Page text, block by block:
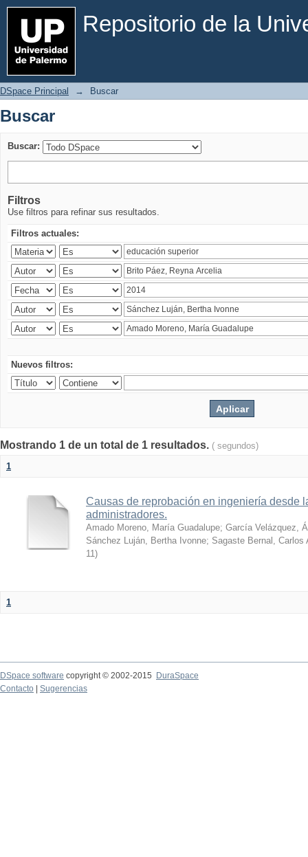
Repositorio de la
Buscar
DSpace Principal → Buscar
Buscar
Buscar:
Filtros
Use filtros para refinar sus resultados.
Filtros actuales:
Nuevos filtros:
Mostrando 1 de un total de 1 resultados. ( segundos)
1
Causas de reprobación en ingeniería desde
administradores.
Amado Moreno, María Guadalupe; García Velázquez,
Sánchez Luján, Bertha Ivonne; Sagaste Bernal, Carlos
11)
1
DSpace software copyright © 2002-2015
DuraSpace
Contacto
Sugerencias